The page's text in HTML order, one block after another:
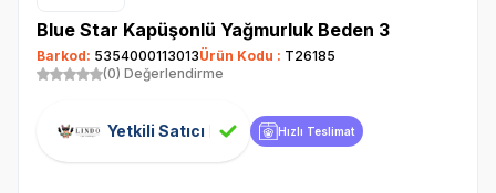
Blue Star Kapüşonlü Yağmurluk Beden 3
Barkod: 5354000113013Ürün Kodu : T26185
(0) Değerlendirme
Yetkili Satıcı Hızlı Teslimat